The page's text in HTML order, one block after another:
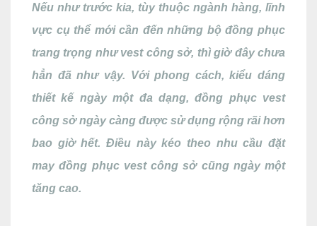
Nếu như trước kia, tùy thuộc ngành hàng, lĩnh
vực cụ thể mới cần đến những bộ đồng phục
trang trọng như vest công sở, thì giờ đây chưa
hẳn đã như vậy. Với phong cách, kiểu dáng
thiết kế ngày một đa dạng, đồng phục vest
công sở ngày càng được sử dụng rộng rãi hơn
bao giờ hết. Điều này kéo theo nhu cầu đặt
may đồng phục vest công sở cũng ngày một
tăng cao.